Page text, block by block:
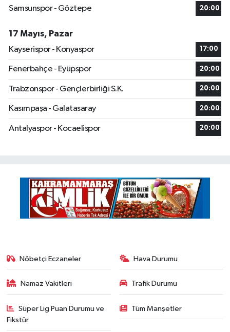
Samsunspor - Göztepe 20:00
17 Mayıs, Pazar
Kayserispor - Konyaspor
17:00
Fenerbahçe - Eyüpspor 20:00
Trabzonspor - Gençlerbirliği S.K. 20:00
Kasımpaşa - Galatasaray 20:00
Antalyaspor - Kocaelispor 20:00
Nöbetçi Eczaneler Hava Durumu
Namaz Vakitleri Trafik Durumu
Süper Lig Puan Durumu ve
Fikstür
Tüm Manşetler